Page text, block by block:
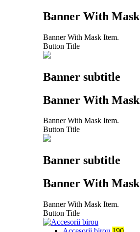
Banner With Mask
Banner With Mask Item.
Button Title
Banner subtitle
Banner With Mask
Banner With Mask Item.
Button Title
Banner subtitle
Banner With Mask
Banner With Mask Item.
Button Title